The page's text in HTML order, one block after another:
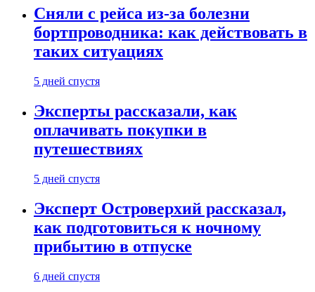
Сняли с рейса из-за болезни
бортпроводника: как действовать в
таких ситуациях
5 дней спустя
Эксперты рассказали, как
оплачивать покупки в
путешествиях
5 дней спустя
Эксперт Островерхий рассказал,
как подготовиться к ночному
прибытию в отпуске
6 дней спустя